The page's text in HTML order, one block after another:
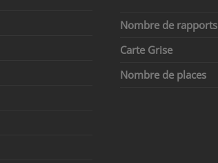
Nombre de rapports
Carte Grise
Nombre de places